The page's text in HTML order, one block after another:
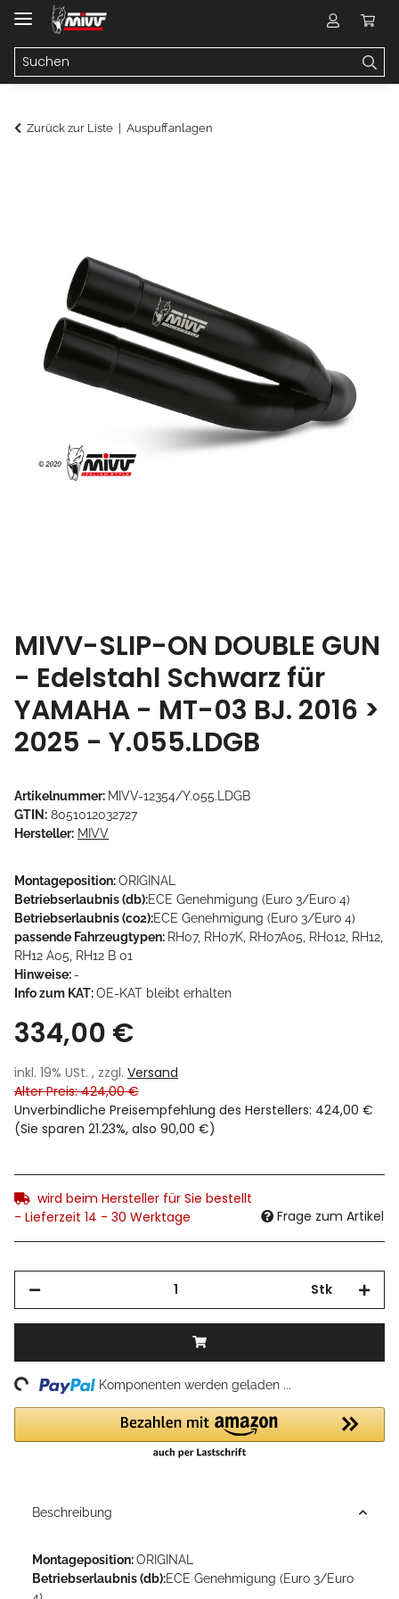
Zurück zur Liste Auspuffanlagen
MIVV-SLIP-ON DOUBLE GUN
- Edelstahl Schwarz für
YAMAHA - MT-03 BJ. 2016 >
2025 - Y.055.LDGB
Artikelnummer: MIVV-12354/Y.055.LDGB
GTIN: 8051012032727
Hersteller: MIVV
Montageposition:ORIGINAL
Betriebserlaubnis (db):ECE Genehmigung (Euro 3/Euro 4)
Betriebserlaubnis (co2):ECE Genehmigung (Euro 3/Euro 4)
passende Fahrzeugtypen: RH07, RH07K, RH07A05, RH012, RH12,
RH12 A05, RH12 B 01
Hinweise: -
Info zum KAT:OE-KAT bleibt erhalten
334,00 €
inkl. 19% USt. , zzgl. Versand
Alter Preis: 424,00 €
Unverbindliche Preisempfehlung des Herstellers: 424,00 €
(Sie sparen 21.23%, also 90,00 €)
wird beim Hersteller für Sie bestellt
- Lieferzeit 14 - 30 Werktage
Frage zum Artikel
Stk
Komponenten werden geladen ...
Beschreibung
Montageposition:ORIGINAL
Betriebserlaubnis (db):ECE Genehmigung (Euro 3/Euro